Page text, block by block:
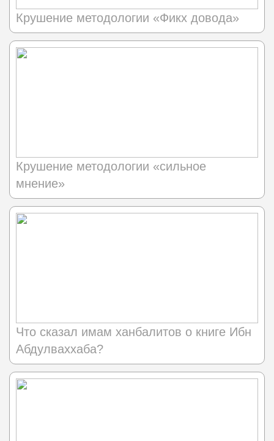
Крушение методологии «Фикх довода»
Крушение методологии «сильное
мнение»
Что сказал имам ханбалитов о книге Ибн
Абдулваххаба?